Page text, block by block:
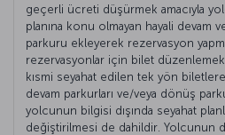
geçerli ücreti düşürmek amacıyla
planına konu olmayan hayali devam
parkuru ekleyerek rezervasyon
rezervasyonlar için bilet düzenlemek
kısmi seyahat edilen tek yön
devam parkurları ve/veya dönüş
yolcunun bilgisi dışında seyahat
değiştirilmesi de dahildir. Yolcunun